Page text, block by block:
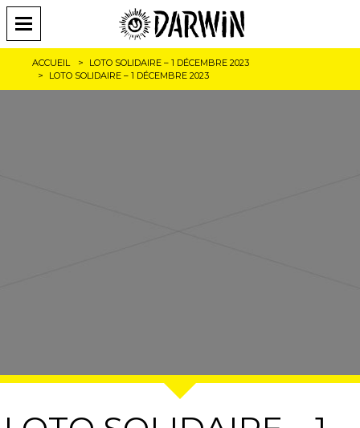
ACCUEIL
LOTO SOLIDAIRE – 1 DÉCEMBRE 2023
LOTO SOLIDAIRE – 1 DÉCEMBRE 2023